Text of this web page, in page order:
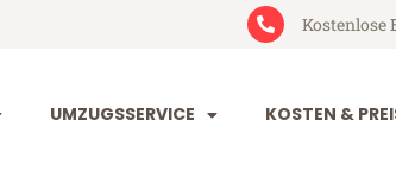
Kostenlose
UMZUGSSERVICE KOSTEN &